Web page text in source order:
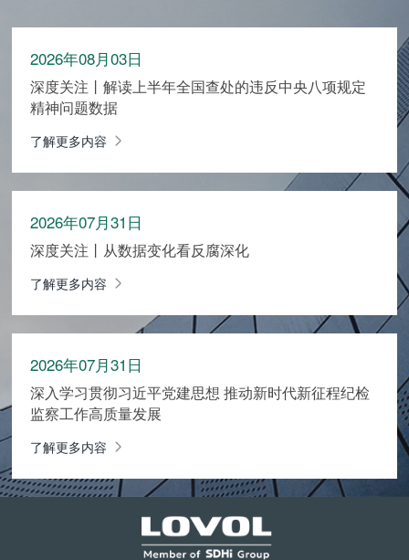
2026年08月03日
深度关注丨解读上半年全国查处的违反中央八项规定
精神问题数据
了解更多内容
2026年07月31日
深度关注丨从数据变化看反腐深化
了解更多内容
2026年07月31日
深入学习贯彻习近平党建思想 推动新时代新征程纪检
监察工作高质量发展
了解更多内容